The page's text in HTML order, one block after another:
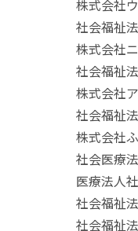
株式会社
社会福祉
株式会社
社会福祉
株式会社
社会福祉
株式会社
社会医療
医療法人
社会福祉
社会福祉